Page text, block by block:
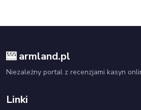
🎰 armland.pl
Niezależny portal z recenzjami kasyn
Linki